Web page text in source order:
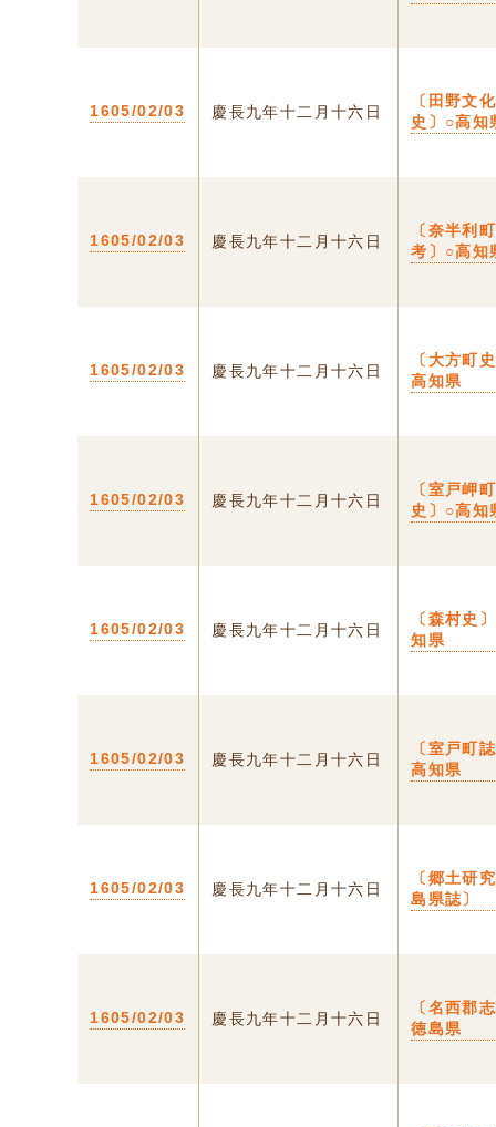
1605/02/03 慶長九年十二月十六日
〔田野文化
史〕○高知
1605/02/03 慶長九年十二月十六日
〔奈半利
考〕○高知
1605/02/03 慶長九年十二月十六日
〔大方町
高知県
1605/02/03 慶長九年十二月十六日
〔室戸岬町
史〕○高知
1605/02/03 慶長九年十二月十六日
〔森村史
知県
1605/02/03 慶長九年十二月十六日
〔室戸町
高知県
1605/02/03 慶長九年十二月十六日
〔郷土研
島県誌〕
1605/02/03 慶長九年十二月十六日
〔名西郡
徳島県